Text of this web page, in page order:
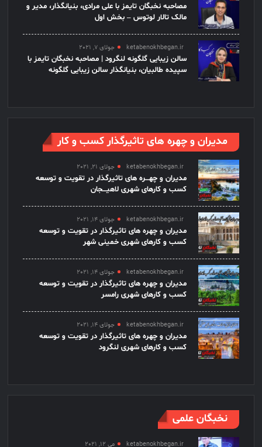
مصاحبه نخبگان تایمز با علی مرادی، بنیانگذار، مدیر و
مالک تالار لوتوس – بخش اول
ketabenokhbegan.ir جولای 7, 2021
سالن زیبایی گلگونه لنگرود | مصاحبه نخبگان تایمز با
سپیده طالبیان، بنیانگذار سالن زیبایی گلگونه
مدیران و چهره های تاثیرگذار کسب و کار
ketabenokhbegan.ir جولای 21, 2021
مدیران و چهـــره های تاثیرگذار در تقویت و توسعه
کسب و کارهای شهری لاهیـــجان
ketabenokhbegan.ir جولای 14, 2021
مدیران و چهره های تاثیرگذار در تقویت و توسعه
کسب و کارهای شهری خمینی شهر
ketabenokhbegan.ir جولای 14, 2021
مدیران و چهره های تاثیرگذار در تقویت و توسعه
کسب و کارهای شهری رامسر
ketabenokhbegan.ir جولای 14, 2021
مدیران و چهره های تاثیرگذار در تقویت و توسعه
کسب و کارهای شهری لنگرود
نخبگان علمی
ketabenokhbegan.ir می 12, 2021